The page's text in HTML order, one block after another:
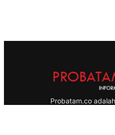
Probatam.co